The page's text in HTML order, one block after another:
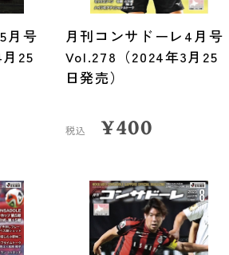
月号
25
月刊コンサドーレ4月号
Vol.278（2024年3月25
日発売）
税込 ¥400